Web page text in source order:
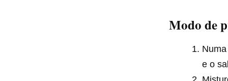
Modo de
e o